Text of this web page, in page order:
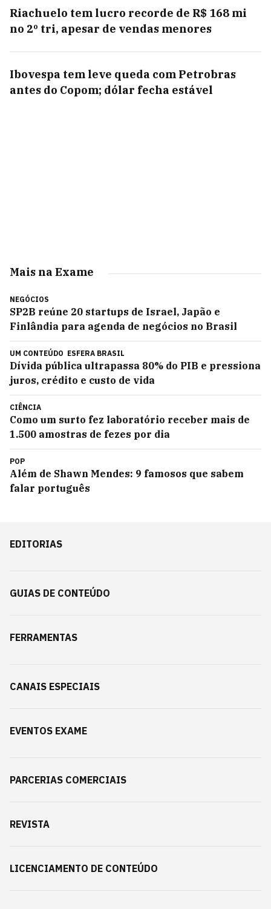
Riachuelo tem lucro recorde de R$ 168 mi
no 2º tri, apesar de vendas menores
Ibovespa tem leve queda com Petrobras
antes do Copom; dólar fecha estável
Mais na Exame
NEGÓCIOS
SP2B reúne 20 startups de Israel, Japão e
Finlândia para agenda de negócios no Brasil
UM CONTEÚDO ESFERA BRASIL
Dívida pública ultrapassa 80% do PIB e pressiona
juros, crédito e custo de vida
CIÊNCIA
Como um surto fez laboratório receber mais de
1.500 amostras de fezes por dia
POP
Além de Shawn Mendes: 9 famosos que sabem
falar português
EDITORIAS
GUIAS DE CONTEÚDO
FERRAMENTAS
CANAIS ESPECIAIS
EVENTOS EXAME
PARCERIAS COMERCIAIS
REVISTA
LICENCIAMENTO DE CONTEÚDO